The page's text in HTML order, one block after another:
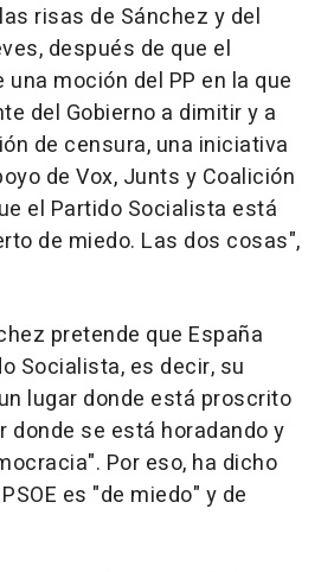
risas de Sánchez y del
después de que el
moción del PP en la que
del Gobierno a dimitir y a
de censura, una iniciativa
de Vox, Junts y Coalición
el Partido Socialista está
de miedo. Las dos cosas",
pretende que España
Socialista, es decir, su
lugar donde está proscrito
donde se está horadando y
Por eso, ha dicho
es "de miedo" y de